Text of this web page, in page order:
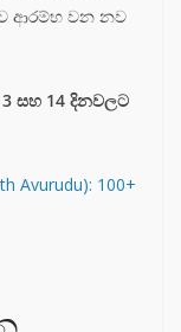
ආරම්භ වන නව
සහ 14 දිනවලට
Avurudu): 100+